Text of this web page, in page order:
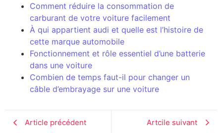
Comment réduire la consommation de
carburant de votre voiture facilement
À qui appartient audi et quelle est l’histoire de
cette marque automobile
Fonctionnement et rôle essentiel d’une batterie
dans une voiture
Combien de temps faut-il pour changer un
câble d’embrayage sur une voiture
Article précédent Artcile suivant